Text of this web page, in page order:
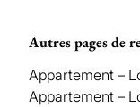
Autres pages de
Appartement –
Appartement –